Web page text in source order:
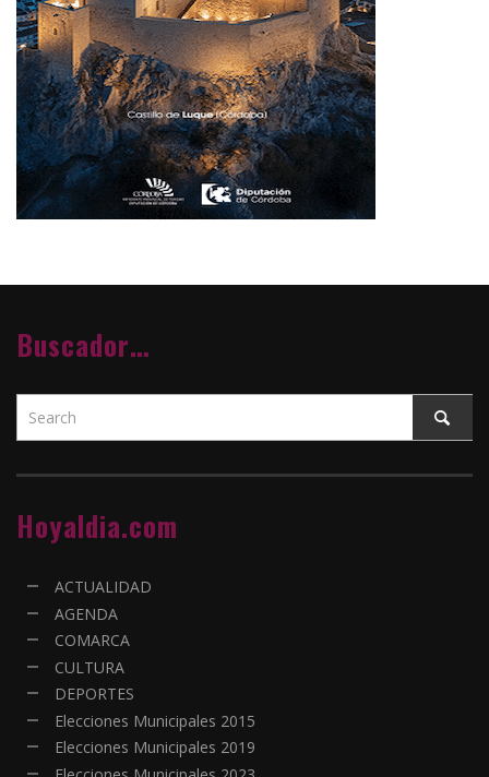
Buscador…
Hoyaldia.com
ACTUALIDAD
AGENDA
COMARCA
CULTURA
DEPORTES
Elecciones Municipales 2015
Elecciones Municipales 2019